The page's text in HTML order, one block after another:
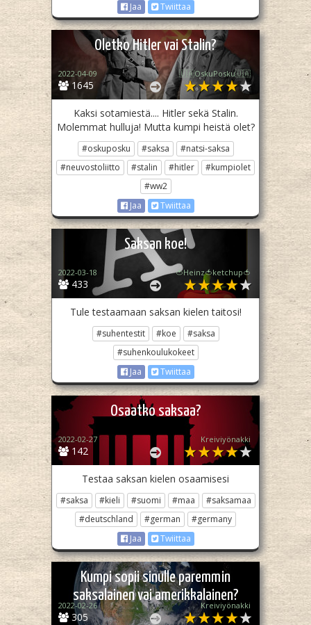
Jaa
Twiittaa
Oletko Hitler vai Stalin?
1645
2022-04-09 🇺🇦OskuPosku🇺🇦
Kaksi sotamiestä.... Hitler sekä Stalin.
Molemmat hulluja! Mutta kumpi heistä olet?
#oskuposku #saksa
#natsi-saksa
#neuvostoliitto
#stalin #hitler
#kumpiolet
#ww2
Jaa
Twiittaa
Saksan koe!
433
2022-03-18 🍅Heinz🍅ketchup🍅
Tule testaamaan saksan kielen taitosi!
#suhentestit #koe
#saksa
#suhenkoulukokeet
Jaa
Twiittaa
Osaatko saksaa?
142
2022-02-27 Kreiviyönakki
Testaa saksan kielen osaamisesi
#saksa #kieli #suomi #maa
#saksamaa
#deutschland
#german
#germany
Jaa
Twiittaa
Kumpi sopii sinulle paremmin
saksalainen vai amerikkalainen?
305
2022-02-26 Kreiviyönakki